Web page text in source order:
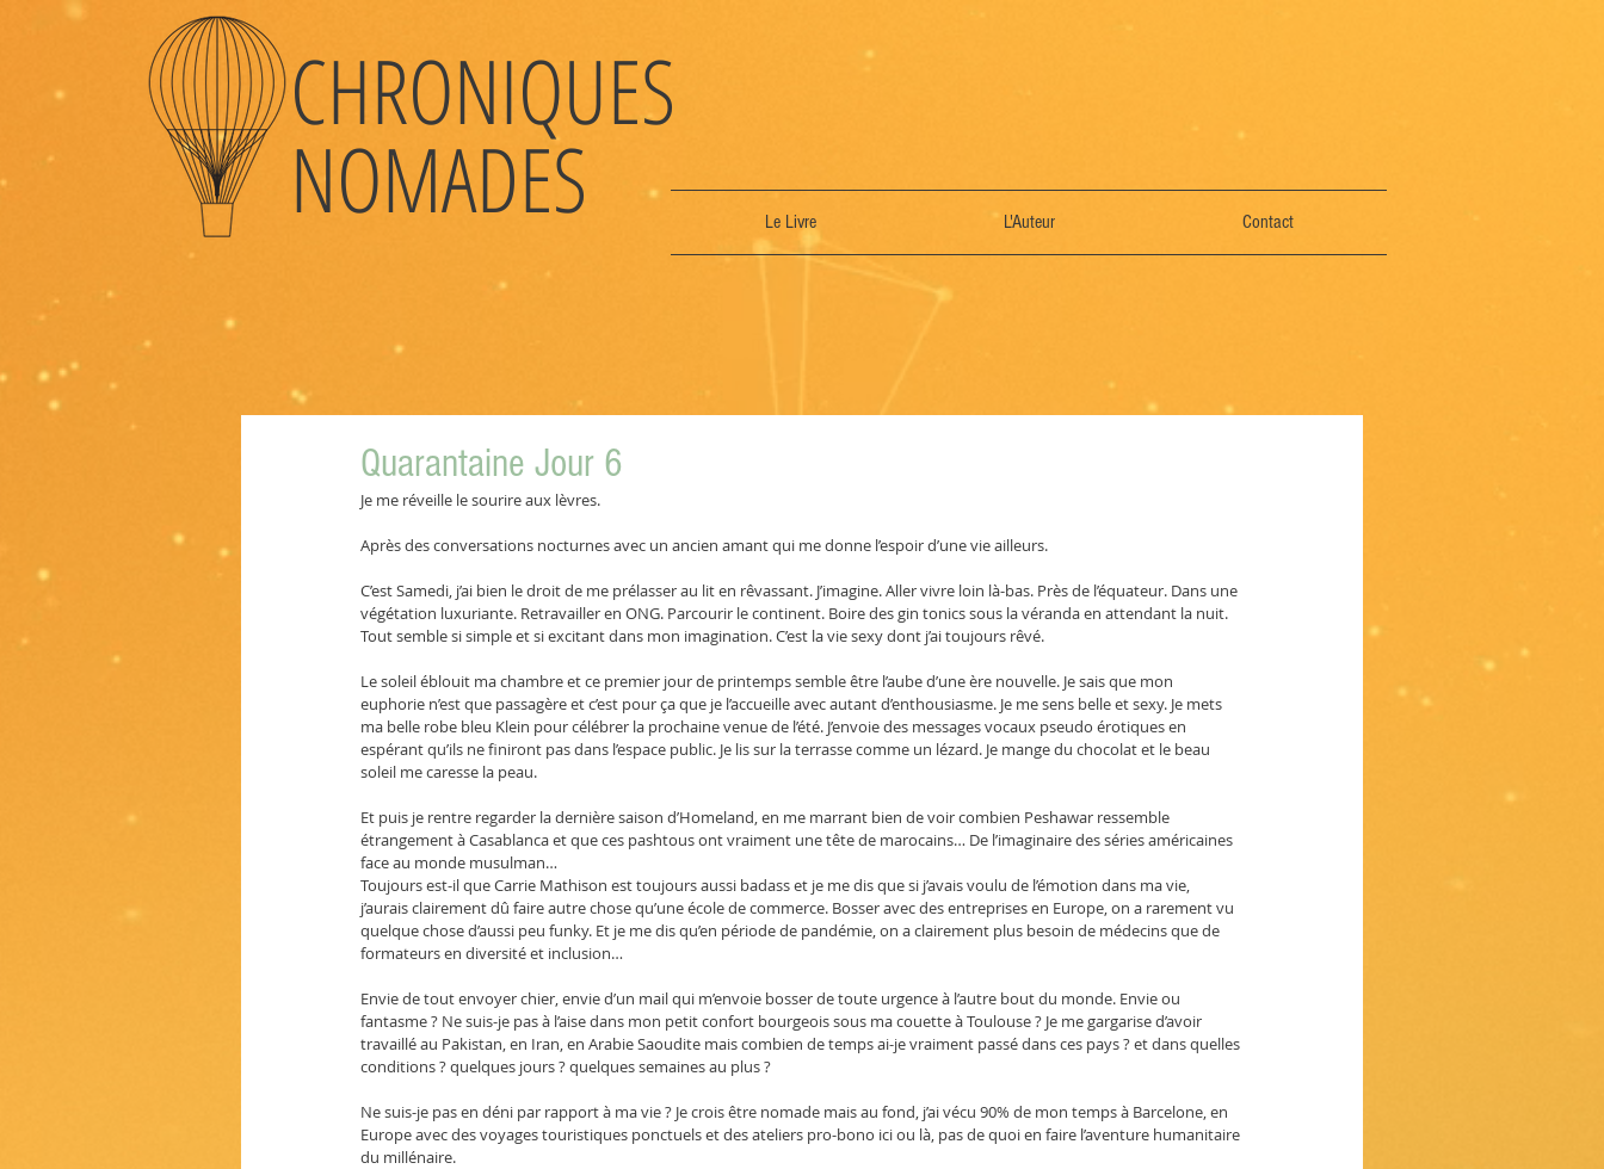
CHRONIQUES
NOMADES Le Livre L'Auteur Contact
Quarantaine Jour 6
Je me réveille le sourire aux lèvres.
Après des conversations nocturnes avec un ancien amant qui me donne l’espoir d’une vie ailleurs.
C’est Samedi, j’ai bien le droit de me prélasser au lit en rêvassant. J’imagine. Aller vivre loin là-bas. Près de l’équateur. Dans une
végétation luxuriante. Retravailler en ONG. Parcourir le continent. Boire des gin tonics sous la véranda en attendant la nuit.
Tout semble si simple et si excitant dans mon imagination. C’est la vie sexy dont j’ai toujours rêvé.
Le soleil éblouit ma chambre et ce premier jour de printemps semble être l’aube d’une ère nouvelle. Je sais que mon
euphorie n’est que passagère et c’est pour ça que je l’accueille avec autant d’enthousiasme. Je me sens belle et sexy. Je mets
ma belle robe bleu Klein pour célébrer la prochaine venue de l’été. J’envoie des messages vocaux pseudo érotiques en
espérant qu’ils ne finiront pas dans l’espace public. Je lis sur la terrasse comme un lézard. Je mange du chocolat et le beau
soleil me caresse la peau.
Et puis je rentre regarder la dernière saison d’Homeland, en me marrant bien de voir combien Peshawar ressemble
étrangement à Casablanca et que ces pashtous ont vraiment une tête de marocains… De l’imaginaire des séries américaines
face au monde musulman…
Toujours est-il que Carrie Mathison est toujours aussi badass et je me dis que si j’avais voulu de l’émotion dans ma vie,
j’aurais clairement dû faire autre chose qu’une école de commerce. Bosser avec des entreprises en Europe, on a rarement vu
quelque chose d’aussi peu funky. Et je me dis qu’en période de pandémie, on a clairement plus besoin de médecins que de
formateurs en diversité et inclusion…
Envie de tout envoyer chier, envie d’un mail qui m’envoie bosser de toute urgence à l’autre bout du monde. Envie ou
fantasme ? Ne suis-je pas à l’aise dans mon petit confort bourgeois sous ma couette à Toulouse ? Je me gargarise d’avoir
travaillé au Pakistan, en Iran, en Arabie Saoudite mais combien de temps ai-je vraiment passé dans ces pays ? et dans quelles
conditions ? quelques jours ? quelques semaines au plus ?
Ne suis-je pas en déni par rapport à ma vie ? Je crois être nomade mais au fond, j’ai vécu 90% de mon temps à Barcelone, en
Europe avec des voyages touristiques ponctuels et des ateliers pro-bono ici ou là, pas de quoi en faire l’aventure humanitaire
du millénaire.